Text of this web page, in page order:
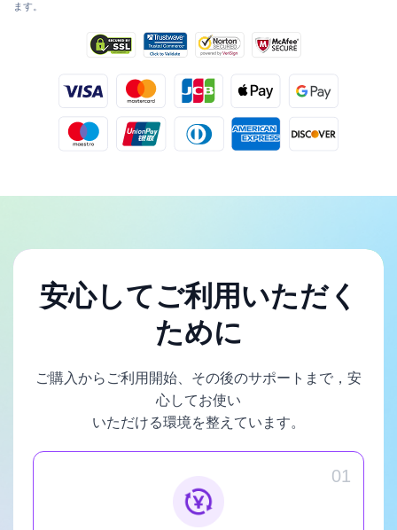
ます。
安心してご利用いただく
ために
ご購入からご利用開始、その後のサポートまで，安
心してお使い
いただける環境を整えています。
01